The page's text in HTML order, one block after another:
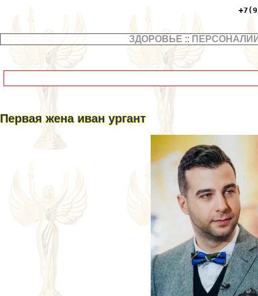
ЗДОРОВЬЕ :: ПЕРСОНАЛИИ
Первая жена иван ургант